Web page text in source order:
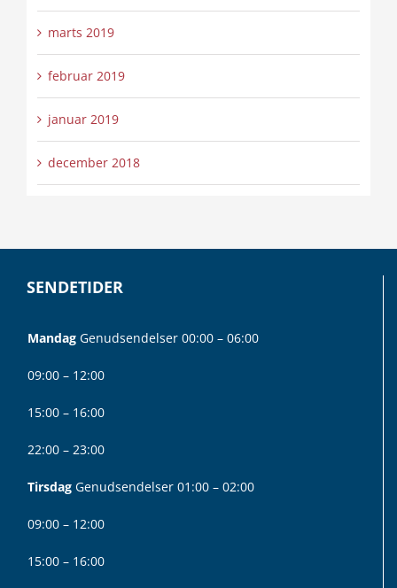
marts 2019
februar 2019
januar 2019
december 2018
SENDETIDER
Mandag Genudsendelser 00:00 – 06:00
09:00 – 12:00
15:00 – 16:00
22:00 – 23:00
Tirsdag Genudsendelser 01:00 – 02:00
09:00 – 12:00
15:00 – 16:00